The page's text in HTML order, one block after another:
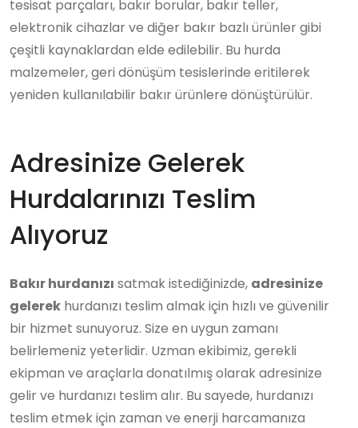
tesisat parçaları, bakır borular, bakır teller,
elektronik cihazlar ve diğer bakır bazlı ürünler gibi
çeşitli kaynaklardan elde edilebilir. Bu hurda
malzemeler, geri dönüşüm tesislerinde eritilerek
yeniden kullanılabilir bakır ürünlere dönüştürülür.
Adresinize Gelerek
Hurdalarınızı Teslim
Alıyoruz
Bakır hurdanızı satmak istediğinizde, adresinize
gelerek hurdanızı teslim almak için hızlı ve güvenilir
bir hizmet sunuyoruz. Size en uygun zamanı
belirlemeniz yeterlidir. Uzman ekibimiz, gerekli
ekipman ve araçlarla donatılmış olarak adresinize
gelir ve hurdanızı teslim alır. Bu sayede, hurdanızı
teslim etmek için zaman ve enerji harcamanıza